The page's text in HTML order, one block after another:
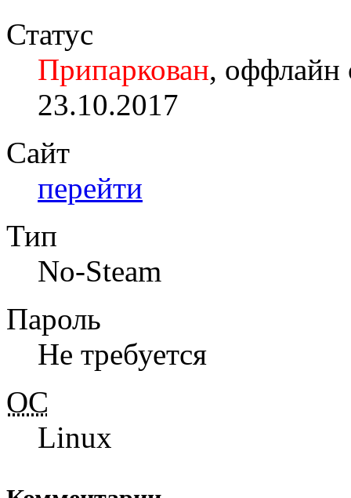
Статус
Припаркован, оффлайн
23.10.2017
Сайт
перейти
Тип
No-Steam
Пароль
Не требуется
ОС
Linux